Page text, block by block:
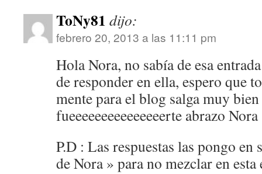
ToNy81 dijo:
febrero 20, 2013 a las 11:11 pm
Hola Nora, no sabía de esa
de responder en ella, espero que
mente para el blog salga muy
fueeeeeeeeeeeeeeerte abrazo Nora
P.D : Las respuestas las pongo en
de Nora » para no mezclar en